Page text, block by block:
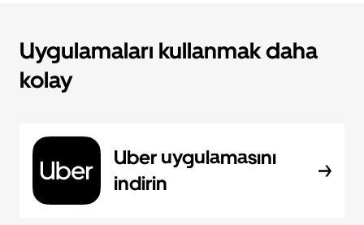
Uygulamaları kullanmak daha
kolay
Uber uygulamasını
indirin